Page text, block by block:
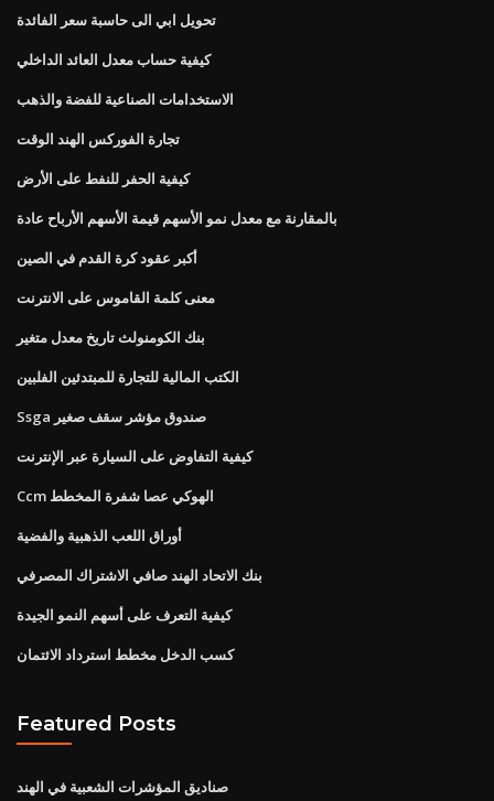
تحويل ابي الى حاسبة سعر الفائدة
كيفية حساب معدل العائد الداخلي
الاستخدامات الصناعية للفضة والذهب
تجارة الفوركس الهند الوقت
كيفية الحفر للنفط على الأرض
بالمقارنة مع معدل نمو الأسهم قيمة الأسهم الأرباح عادة
أكبر عقود كرة القدم في الصين
معنى كلمة القاموس على الانترنت
بنك الكومنولث تاريخ معدل متغير
الكتب المالية للتجارة للمبتدئين الفلبين
Ssga صندوق مؤشر سقف صغير
كيفية التفاوض على السيارة عبر الإنترنت
Ccm الهوكي عصا شفرة المخطط
أوراق اللعب الذهبية والفضية
بنك الاتحاد الهند صافي الاشتراك المصرفي
كيفية التعرف على أسهم النمو الجيدة
كسب الدخل مخطط استرداد الائتمان
Featured Posts
صناديق المؤشرات الشعبية في الهند